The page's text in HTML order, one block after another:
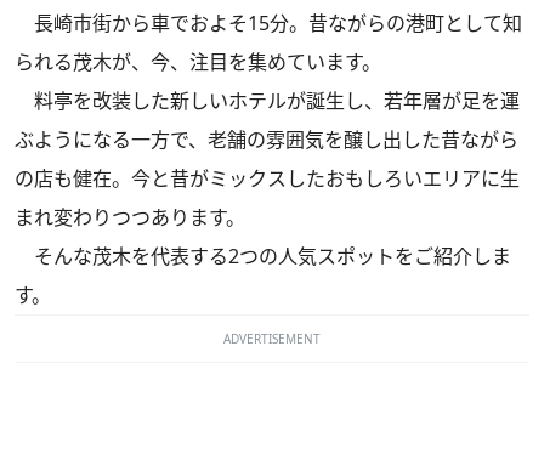
長崎市街から車でおよそ15分。昔ながらの港町として知
られる茂木が、今、注目を集めています。
料亭を改装した新しいホテルが誕生し、若年層が足を運
ぶようになる一方で、老舗の雰囲気を醸し出した昔ながら
の店も健在。今と昔がミックスしたおもしろいエリアに生
まれ変わりつつあります。
そんな茂木を代表する2つの人気スポットをご紹介しま
す。
ADVERTISEMENT